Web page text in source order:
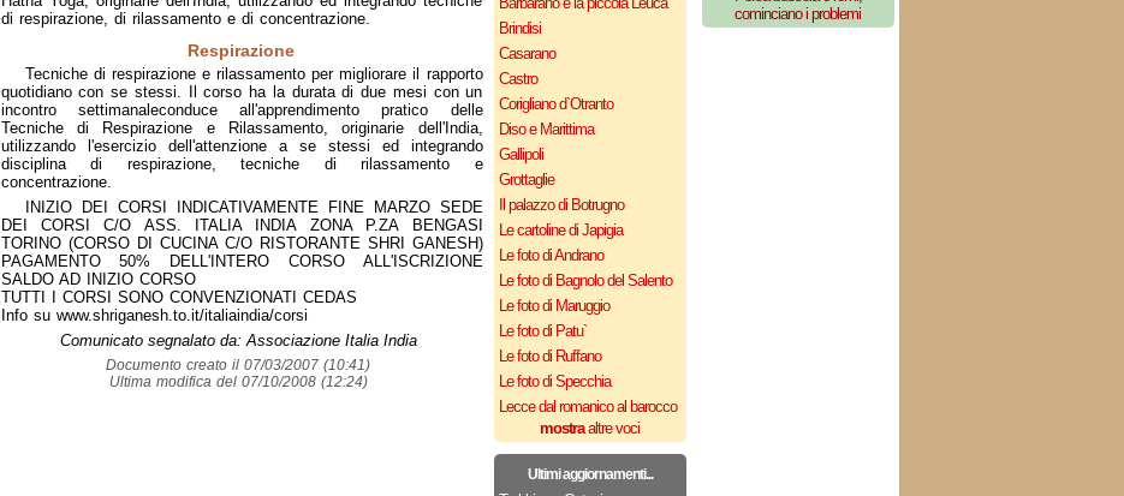
Brindisi
Casarano
Castro
Corigliano d`Otranto
Diso e Marittima
Gallipoli
Grottaglie
Il palazzo di Botrugno
Le cartoline di Japigia
Le foto di Andrano
Le foto di Bagnolo del Salento
Le foto di Maruggio
Le foto di Patu`
Le foto di Ruffano
Le foto di Specchia
Lecce dal romanico al barocco
mostraaltre voci
Ultimi aggiornamenti...
di respirazione, di rilassamento e di concentrazione.
Respirazione
Tecniche di respirazione e rilassamento per migliorare il rapporto
quotidiano con se stessi. Il corso ha la durata di due mesi con un
incontro settimanaleconduce all'apprendimento pratico delle
Tecniche di Respirazione e Rilassamento, originarie dell'India,
utilizzando l'esercizio dell'attenzione a se stessi ed integrando
disciplina di respirazione, tecniche di rilassamento e
concentrazione.
INIZIO DEI CORSI INDICATIVAMENTE FINE MARZO SEDE
DEI CORSI C/O ASS. ITALIA INDIA ZONA P.ZA BENGASI
TORINO (CORSO DI CUCINA C/O RISTORANTE SHRI GANESH)
PAGAMENTO 50% DELL'INTERO CORSO ALL'ISCRIZIONE
SALDO AD INIZIO CORSO
TUTTI I CORSI SONO CONVENZIONATI CEDAS
Info su www.shriganesh.to.it/italiaindia/corsi
Comunicato segnalato da: Associazione Italia India
Documento creato il 07/03/2007 (10:41)
Ultima modifica del 07/10/2008 (12:24)
cominciano i problemi